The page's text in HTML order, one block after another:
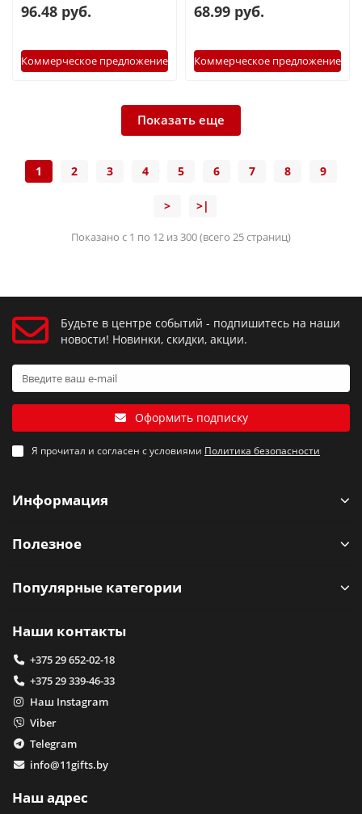
96.48 руб.
Коммерческое предложение
68.99 руб.
Коммерческое предложение
Показать еще
1 2 3 4 5 6 7 8 9
> >|
Показано с 1 по 12 из 300 (всего 25 страниц)
Будьте в центре событий - подпишитесь на наши
новости! Новинки, скидки, акции.
Оформить подписку
Я прочитал и согласен с условиями Политика безопасности
Информация
Полезное
Популярные категории
Наши контакты
+375 29 652-02-18
+375 29 339-46-33
Наш Instagram
Viber
Telegram
info@11gifts.by
Наш адрес